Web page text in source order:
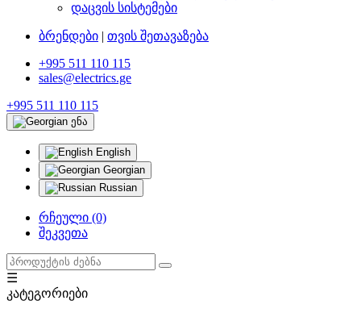
დაცვის სისტემები
ბრენდები | თვის შეთავაზება
+995 511 110 115
sales@electrics.ge
+995 511 110 115
ენა
English
Georgian
Russian
რჩეული (0)
შეკვეთა
☰
კატეგორიები